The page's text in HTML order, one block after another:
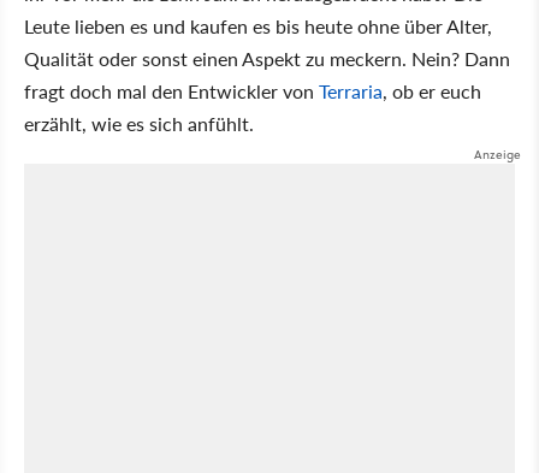
Leute lieben es und kaufen es bis heute ohne über Alter,
Qualität oder sonst einen Aspekt zu meckern. Nein? Dann
fragt doch mal den Entwickler von Terraria, ob er euch
erzählt, wie es sich anfühlt.